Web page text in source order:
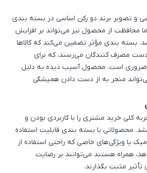
و تصویر برند دو رکن اساسی در بسته بندی
محافظت از محصول نیز می‌تواند بر افزایش
بسته بندی مؤثر تضمین می‌کند که کالاها
مصرف کنندگان می‌رسند، که برای
است. محصول آسیب دیده به دلیل
منجر به از دست دادن همیشگی
کلی خرید مشتری را با کاربردی بودن و
محصولاتی با بسته بندی قابلیت استفاده
یا ویژگی‌های خاصی که راحتی استفاده از
همراه هستند می‌توانند بر رضایت
مثبت بگذارند.